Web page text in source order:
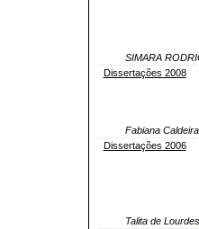
SIMARA
Dissertações 2008
Fabiana
Dissertações 2006
Talita de